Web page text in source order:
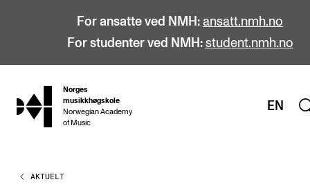
For ansatte ved NMH: ansatt.nmh.no
For studenter ved NMH: student.nmh.no
hjem
Norges
musikkhøgskole
Norwegian Academy
of Music
EN
STUDIER
AKTUELT